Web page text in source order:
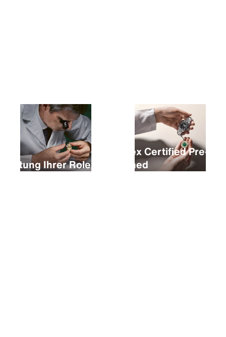
Wartung Ihrer Rolex
Rolex Certified Pre-
Owned